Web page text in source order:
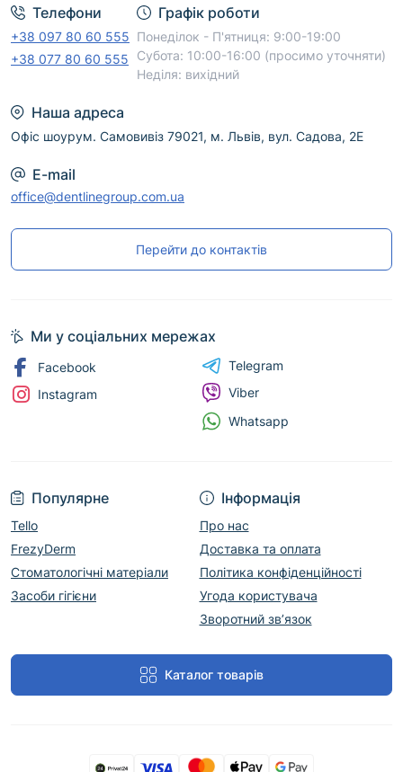
Телефони
+38 097 80 60 555
+38 077 80 60 555
Графік роботи
Понеділок - П'ятниця: 9:00-19:00
Субота: 10:00-16:00 (просимо уточняти)
Неділя: вихідний
Наша адреса
Офіс шоурум. Самовивіз 79021, м. Львів, вул. Садова, 2Е
E-mail
office@dentlinegroup.com.ua
Перейти до контактів
Популярне
Tello
FrezyDerm
Стоматологічні матеріали
Засоби гігієни
Інформація
Про нас
Доставка та оплата
Політика конфіденційності
Угода користувача
Зворотний зв’язок
Каталог товарів
Ми у соціальних мережах
Facebook
Instagram
Telegram
Viber
Whatsapp